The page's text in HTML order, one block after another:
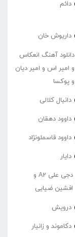
دائم
داریوش خان
دانلود آهنگ انعکاس
و امیر اس و امیر دیان
و پوکسا
دانیال کلالی
داوود دهقان
داوود قاسملونژاد
دایار
دجی علی A2 و
افشین ضیایی
درویش
دکاموند و زانیار